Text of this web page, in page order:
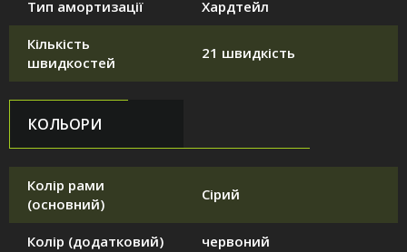
Тип амортизації Хардтейл
Кількість
швидкостей
21 швидкість
КОЛЬОРИ
Колір рами
(основний)
Сірий
Колір (додатковий) червоний